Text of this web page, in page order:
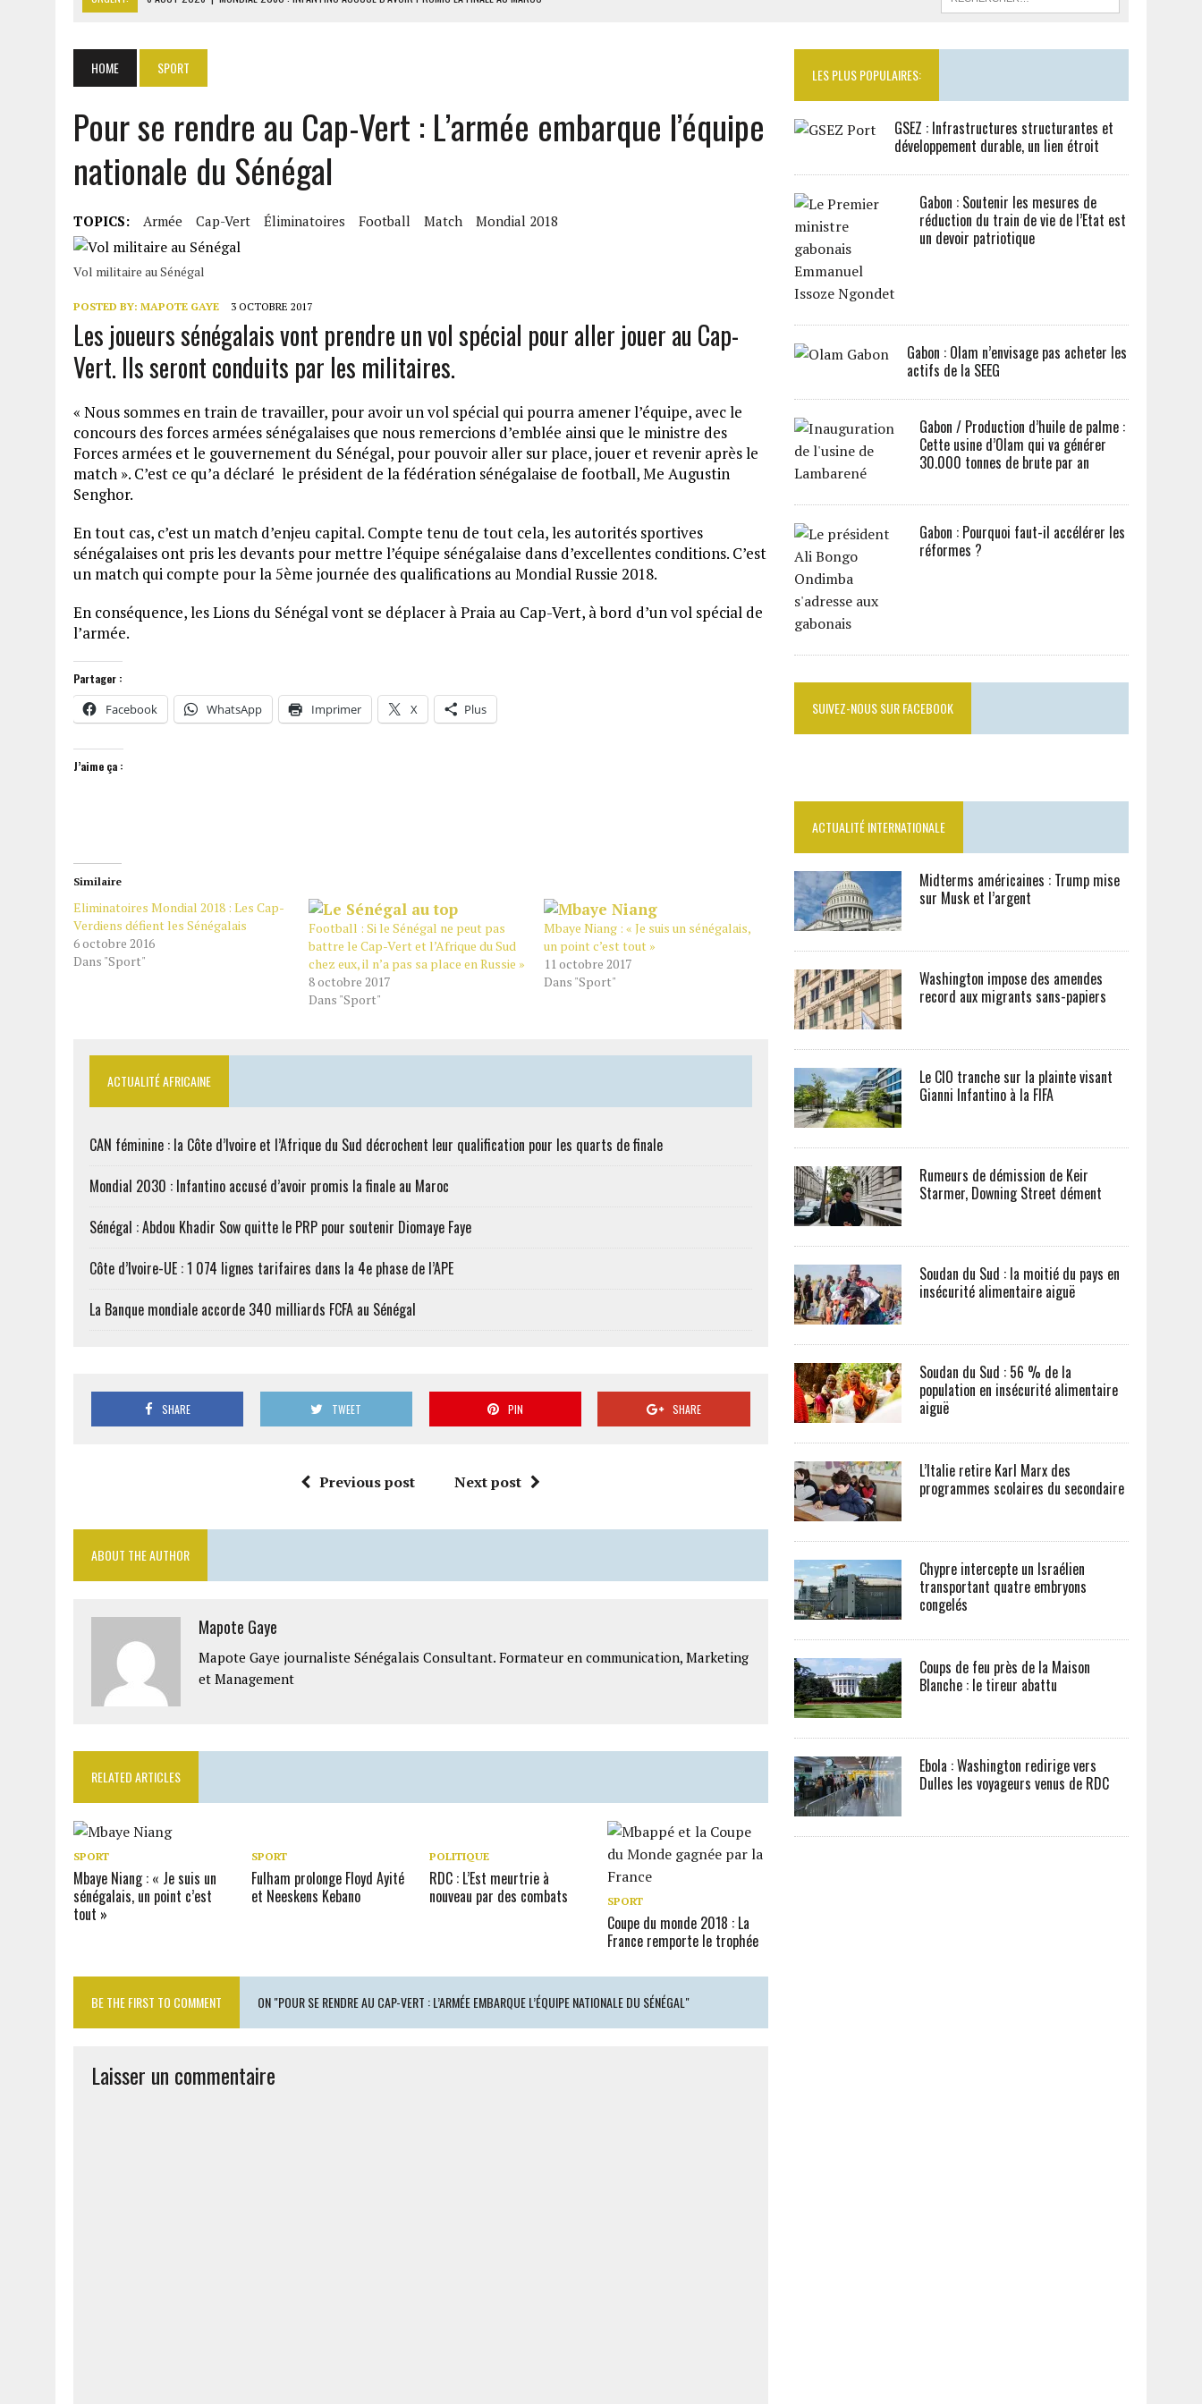
6 AOÛT 2026 | LA BANQUE MONDIALE ACCORDE 340 MILLIARDS FCFA AU SÉNÉGAL
CAN FÉMININE : LA CÔTE D’IVOIRE ET L’AFRIQUE DU SUD DÉCROCHENT LEUR QUALIFICATION POUR LES QUARTS DE FINALE
HOME SPORT
Pour se rendre au Cap-Vert : L’armée embarque l’équipe
nationale du Sénégal
TOPICS: Armée Cap-Vert Éliminatoires Football Match Mondial 2018
Vol militaire au Sénégal
POSTED BY: MAPOTE GAYE 3 OCTOBRE 2017
Les joueurs sénégalais vont prendre un vol spécial pour aller jouer au Cap-
Vert. Ils seront conduits par les militaires.
« Nous sommes en train de travailler, pour avoir un vol spécial qui pourra amener l’équipe, avec le
concours des forces armées sénégalaises que nous remercions d’emblée ainsi que le ministre des
Forces armées et le gouvernement du Sénégal, pour pouvoir aller sur place, jouer et revenir après le
match ». C’est ce qu’a déclaré le président de la fédération sénégalaise de football, Me Augustin
Senghor.
En tout cas, c’est un match d’enjeu capital. Compte tenu de tout cela, les autorités sportives
sénégalaises ont pris les devants pour mettre l’équipe sénégalaise dans d’excellentes conditions. C’est
un match qui compte pour la 5ème journée des qualifications au Mondial Russie 2018.
En conséquence, les Lions du Sénégal vont se déplacer à Praia au Cap-Vert, à bord d’un vol spécial de
l’armée.
Partager :
Facebook WhatsApp Imprimer X Plus
J’aime ça :
Similaire
Eliminatoires Mondial 2018 : Les Cap-
Verdiens défient les Sénégalais
6 octobre 2016
Dans "Sport"
Football : Si le Sénégal ne peut pas
battre le Cap-Vert et l’Afrique du Sud
chez eux, il n’a pas sa place en Russie »
8 octobre 2017
Dans "Sport"
Mbaye Niang : « Je suis un sénégalais,
un point c’est tout »
11 octobre 2017
Dans "Sport"
ACTUALITÉ AFRICAINE
CAN féminine : la Côte d’Ivoire et l’Afrique du Sud décrochent leur qualification pour les quarts de finale
Mondial 2030 : Infantino accusé d’avoir promis la finale au Maroc
Sénégal : Abdou Khadir Sow quitte le PRP pour soutenir Diomaye Faye
Côte d’Ivoire-UE : 1 074 lignes tarifaires dans la 4e phase de l’APE
La Banque mondiale accorde 340 milliards FCFA au Sénégal
SHARE TWEET PIN SHARE
Previous post Next post
ABOUT THE AUTHOR
Mapote Gaye
Mapote Gaye journaliste Sénégalais Consultant. Formateur en communication, Marketing
et Management
RELATED ARTICLES
SPORT
Mbaye Niang : « Je suis un
sénégalais, un point c’est
tout »
SPORT
Fulham prolonge Floyd Ayité
et Neeskens Kebano
POLITIQUE
RDC : L’Est meurtrie à
nouveau par des combats
SPORT
Coupe du monde 2018 : La
France remporte le trophée
BE THE FIRST TO COMMENT ON "POUR SE RENDRE AU CAP-VERT : L’ARMÉE EMBARQUE L’ÉQUIPE NATIONALE DU SÉNÉGAL"
Laisser un commentaire
LES PLUS POPULAIRES:
GSEZ : Infrastructures structurantes et
développement durable, un lien étroit
Gabon : Soutenir les mesures de
réduction du train de vie de l’Etat est
un devoir patriotique
Gabon : Olam n’envisage pas acheter les
actifs de la SEEG
Gabon / Production d’huile de palme :
Cette usine d’Olam qui va générer
30.000 tonnes de brute par an
Gabon : Pourquoi faut-il accélérer les
réformes ?
SUIVEZ-NOUS SUR FACEBOOK
ACTUALITÉ INTERNATIONALE
Midterms américaines : Trump mise
sur Musk et l’argent
Washington impose des amendes
record aux migrants sans-papiers
Le CIO tranche sur la plainte visant
Gianni Infantino à la FIFA
Rumeurs de démission de Keir
Starmer, Downing Street dément
Soudan du Sud : la moitié du pays en
insécurité alimentaire aiguë
Soudan du Sud : 56 % de la
population en insécurité alimentaire
aiguë
L’Italie retire Karl Marx des
programmes scolaires du secondaire
Chypre intercepte un Israélien
transportant quatre embryons
congelés
Coups de feu près de la Maison
Blanche : le tireur abattu
Ebola : Washington redirige vers
Dulles les voyageurs venus de RDC